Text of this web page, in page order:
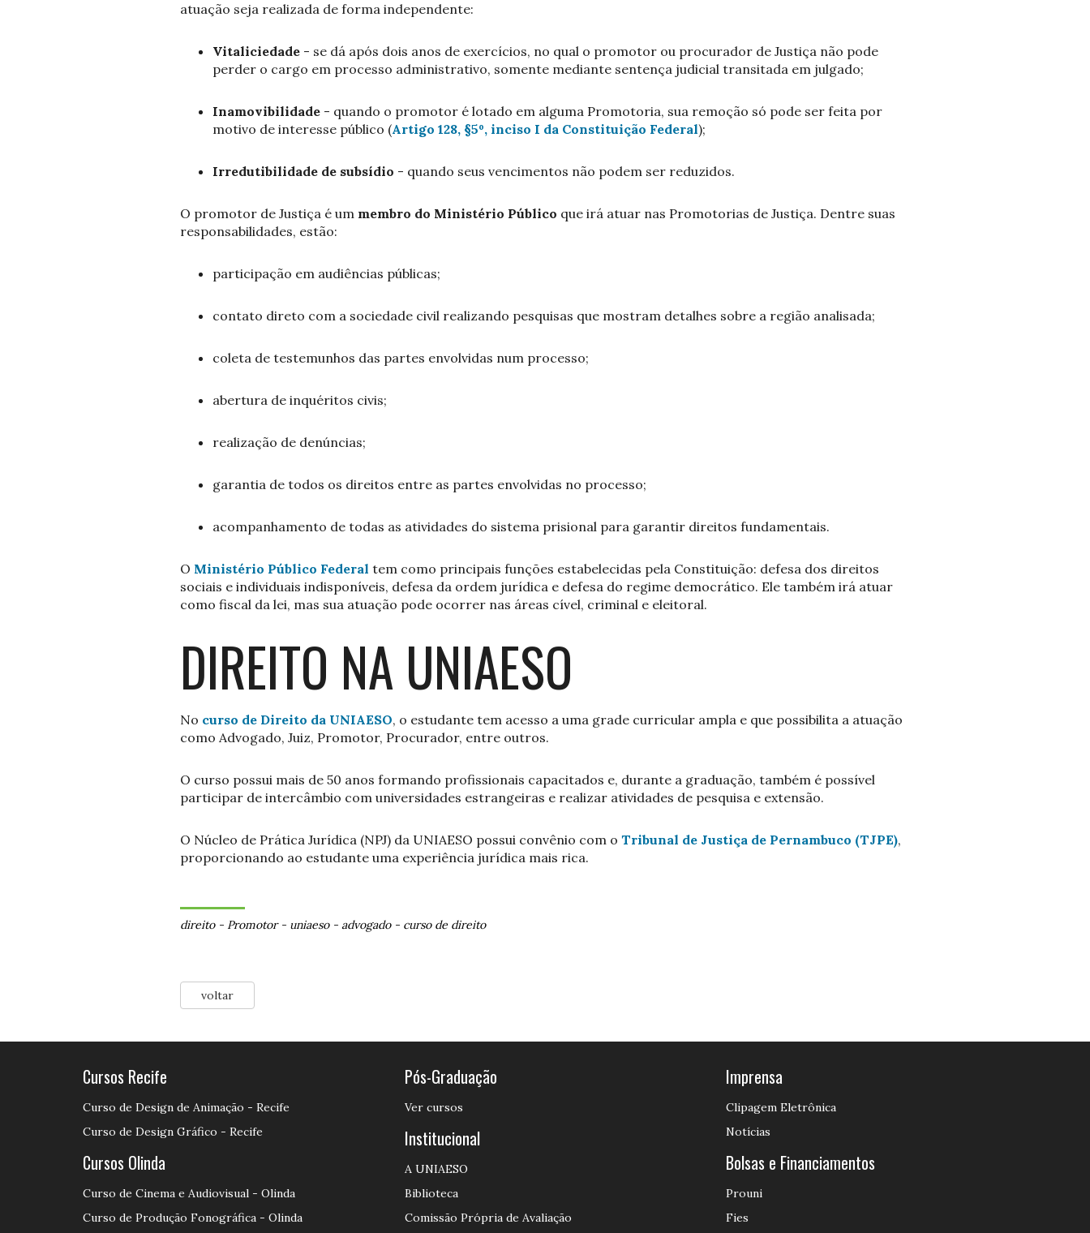
atuação seja realizada de forma independente:
Vitaliciedade - se dá após dois anos de exercícios, no qual o promotor ou procurador de Justiça não pode
perder o cargo em processo administrativo, somente mediante sentença judicial transitada em julgado;
Inamovibilidade - quando o promotor é lotado em alguma Promotoria, sua remoção só pode ser feita por
motivo de interesse público (Artigo 128, §5º, inciso I da Constituição Federal);
Irredutibilidade de subsídio - quando seus vencimentos não podem ser reduzidos.
O promotor de Justiça é um membro do Ministério Público que irá atuar nas Promotorias de Justiça. Dentre suas
responsabilidades, estão:
participação em audiências públicas;
contato direto com a sociedade civil realizando pesquisas que mostram detalhes sobre a região analisada;
coleta de testemunhos das partes envolvidas num processo;
abertura de inquéritos civis;
realização de denúncias;
garantia de todos os direitos entre as partes envolvidas no processo;
acompanhamento de todas as atividades do sistema prisional para garantir direitos fundamentais.
O Ministério Público Federal tem como principais funções estabelecidas pela Constituição: defesa dos direitos
sociais e individuais indisponíveis, defesa da ordem jurídica e defesa do regime democrático. Ele também irá atuar
como fiscal da lei, mas sua atuação pode ocorrer nas áreas cível, criminal e eleitoral.
DIREITO NA UNIAESO
No curso de Direito da UNIAESO, o estudante tem acesso a uma grade curricular ampla e que possibilita a atuação
como Advogado, Juiz, Promotor, Procurador, entre outros.
O curso possui mais de 50 anos formando profissionais capacitados e, durante a graduação, também é possível
participar de intercâmbio com universidades estrangeiras e realizar atividades de pesquisa e extensão.
O Núcleo de Prática Jurídica (NPJ) da UNIAESO possui convênio com o Tribunal de Justiça de Pernambuco (TJPE),
proporcionando ao estudante uma experiência jurídica mais rica.
direito- Promotor- uniaeso- advogado- curso de direito
voltar
Cursos Recife
Curso de Design de Animação - Recife
Curso de Design Gráfico - Recife
Cursos Olinda
Curso de Cinema e Audiovisual - Olinda
Curso de Produção Fonográfica - Olinda
Pós-Graduação
Ver cursos
Institucional
A UNIAESO
Biblioteca
Comissão Própria de Avaliação
Imprensa
Clipagem Eletrônica
Notícias
Bolsas e Financiamentos
Prouni
Fies